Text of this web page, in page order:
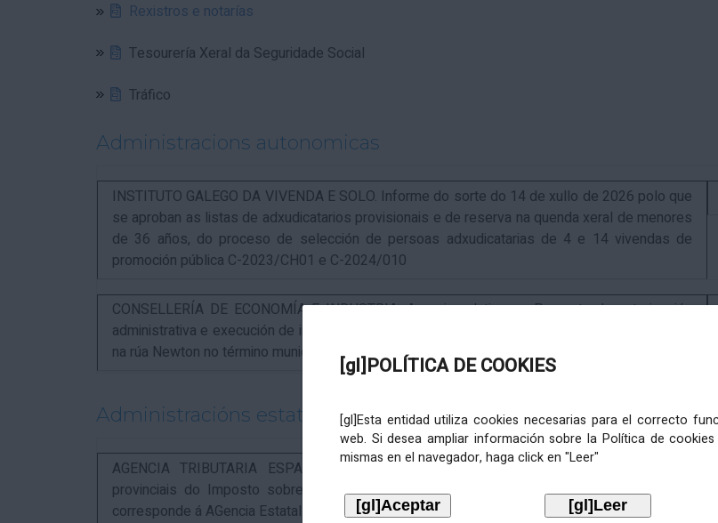
[gl]POLÍTICA DE COOKIES
[gl]Esta entidad utiliza cookies necesarias para el correcto
web. Si desea ampliar información sobre la Política de
mismas en el navegador, haga click en "Leer"
Rexistros e notarías
Tesourería Xeral da Seguridade Social
Tráfico
Administracions autonomicas
INSTITUTO GALEGO DA VIVENDA E SOLO. Informe do sorte do 14 de xullo de 2026 polo que
se aproban as listas de adxudicatarios provisionais e de reserva na quenda xeral de menores
de 36 años, do proceso de selección de persoas adxudicatarias de 4 e 14 vivendas de
promoción pública C-2023/CH01 e C-2024/010
CONSELLERÍA DE ECONOMÍA E INDUSTRIA. Anuncio relativo ao Proxecto de autorización
administrativa e execución de instalacións para a instalación de nova ERM 16/4 Q.9000-D sita
na rúa Newton no término municipal da Coruña, exp. IN627A 2024/4-1
Administracións estatais
AGENCIA TRIBUTARIA ESPAÑOLA. Aviso relativo á recadación das cotas estatais e
provinciais do Imposto sobre Actividades Económicas de 2026, cuxa xestión recadatoria
corresponde á AGencia Estatal de Administración Tributaria.